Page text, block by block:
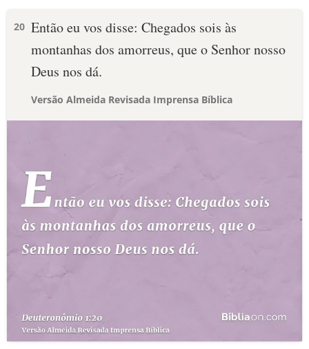
20 Então eu vos disse: Chegados sois às
montanhas dos amorreus, que o Senhor nosso
Deus nos dá.
Versão Almeida Revisada Imprensa Bíblica